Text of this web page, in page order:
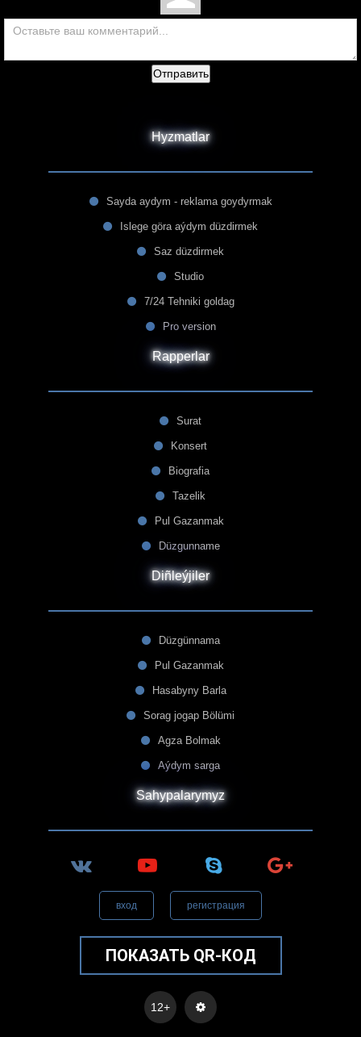
Отправить
Hyzmatlar
Sayda aydym - reklama goydyrmak
Islege göra aýdym düzdirmek
Saz düzdirmek
Studio
7/24 Tehniki goldag
Pro version
Rapperlar
Surat
Konsert
Biografia
Tazelik
Pul Gazanmak
Düzgunname
Diñleýjiler
Düzgünnama
Pul Gazanmak
Hasabyny Barla
Sorag jogap Bölümi
Agza Bolmak
Aýdym sarga
Sahypalarymyz
вход регистрация
ПОКАЗАТЬ QR-КОД
12+